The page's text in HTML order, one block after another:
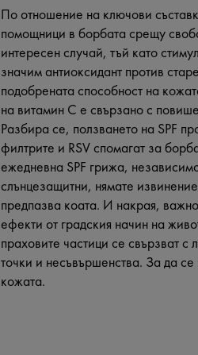
По отношение на ключови
помощници в борбата срещу
интересен случай, тъй като
значим антиоксидант против
подобрената способност на
на витамин С е свързано с
Разбира се, ползването на SPF
филтрите и RSV спомагат за
ежедневна SPF грижа,
слънцезащитни, нямате
предпазва коата. И накрая,
ефекти от градския начин на
праховите частици се свързват
точки и несъвършенства. За да
кожата.